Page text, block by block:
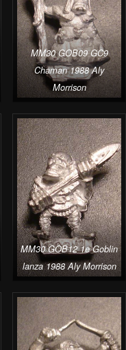
MM30 GOB09 GC9
Chaman 1988 Aly
Morrison
MM30 GOB12 1e Goblin
lanza 1988 Aly Morrison